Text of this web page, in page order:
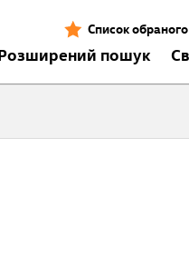
Список обраного
пошук